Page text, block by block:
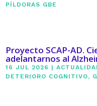
PÍLDORAS GBE
Proyecto SCAP-AD.
adelantarnos al
16 JUL 2026 |
DETERIORO COGNITIVO,